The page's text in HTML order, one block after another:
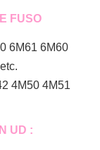
FUSO
6M61 6M60
4M50 4M51
UD :